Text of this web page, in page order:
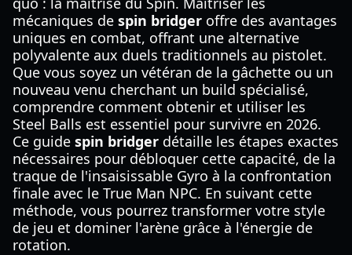
mécaniques de spin bridger offre des avantages
uniques en combat, offrant une alternative
polyvalente aux duels traditionnels au pistolet.
Que vous soyez un vétéran de la gâchette ou un
nouveau venu cherchant un build spécialisé,
comprendre comment obtenir et utiliser les
Steel Balls est essentiel pour survivre en 2026.
Ce guide spin bridger détaille les étapes exactes
nécessaires pour débloquer cette capacité, de la
traque de l'insaisissable Gyro à la confrontation
finale avec le True Man NPC. En suivant cette
méthode, vous pourrez transformer votre style
de jeu et dominer l'arène grâce à l'énergie de
rotation.